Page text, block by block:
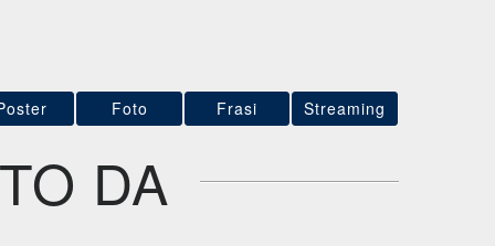
Foto Frasi Streaming
DA